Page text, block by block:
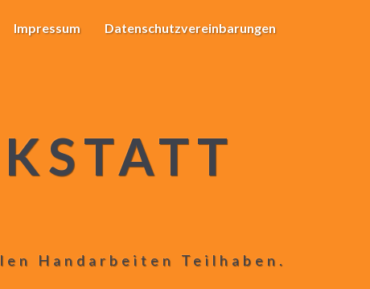
Impressum Datenschutzvereinbarungen
Handarbeiten Teilhaben.